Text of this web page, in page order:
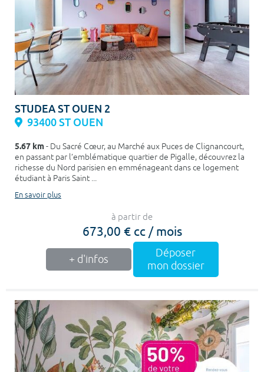
STUDEA ST OUEN 2
93400 ST OUEN
5.67 km- Du Sacré Cœur, au Marché aux Puces de Clignancourt,
en passant par l’emblématique quartier de Pigalle, découvrez la
richesse du Nord parisien en emménageant dans ce logement
étudiant à Paris Saint ...
En savoir plus
à partir de
673,00 € cc / mois
+ d'infos
Déposer
mon dossier